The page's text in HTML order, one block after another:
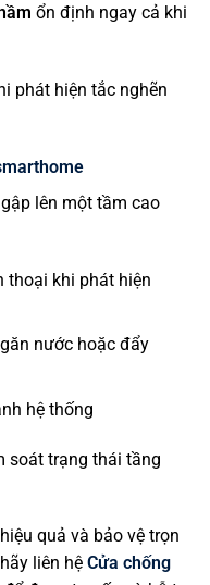
ổn định ngay cả khi
phát hiện tắc nghẽn
lên một tầm cao
thoại khi phát hiện
nước hoặc đẩy
hệ thống
soát trạng thái tầng
quả và bảo vệ trọn
liên hệ Cửa chống